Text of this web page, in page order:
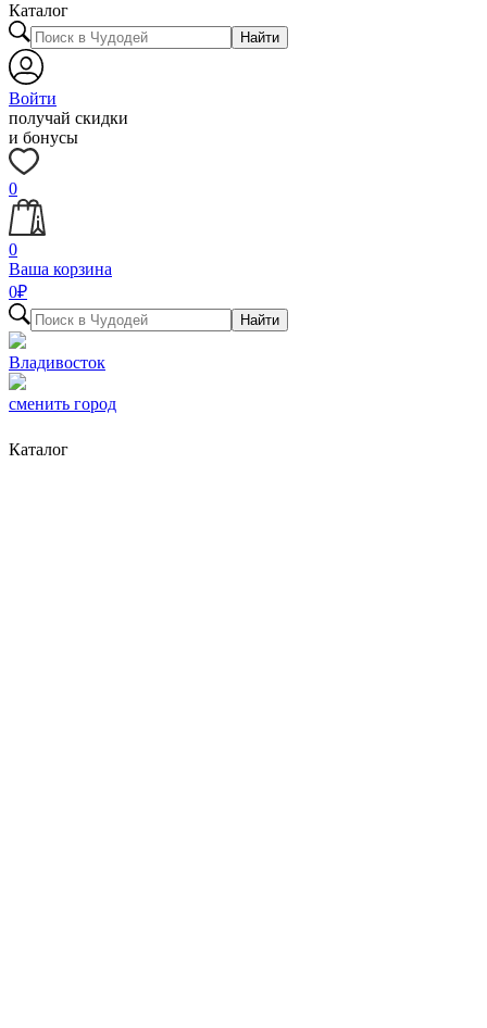
Каталог
Найти
Войти
получай скидки
и бонусы
0
0
Ваша корзина
0₽
Найти
Владивосток
сменить город
Каталог